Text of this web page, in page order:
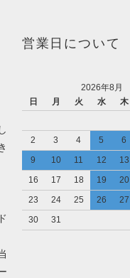
営業日について
2026年8月
日
月 火 水 木
2
3 4 5 6
9
10 11 12 13
16
17 18 19 20
23
24 25 26 27
30
31